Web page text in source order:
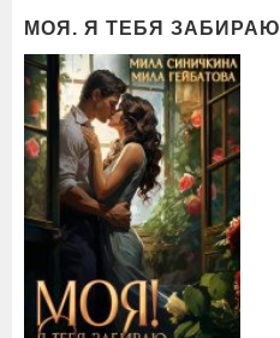
МОЯ. Я ТЕБЯ ЗАБИРАЮ